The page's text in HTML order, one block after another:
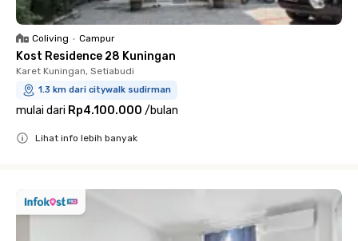
Coliving • Campur
Kost Residence 28 Kuningan
Karet Kuningan, Setiabudi
1.3 km dari citywalk sudirman
mulai dari Rp4.100.000 /bulan
Lihat info lebih banyak